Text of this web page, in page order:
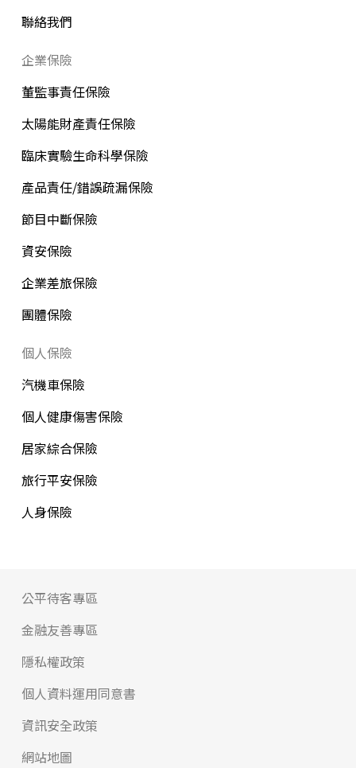
聯絡我們
企業保險
董監事責任保險
太陽能財產責任保險
臨床實驗生命科學保險
產品責任/錯誤疏漏保險
節目中斷保險
資安保險
企業差旅保險
團體保險
個人保險
汽機車保險
個人健康傷害保險
居家綜合保險
旅行平安保險
人身保險
公平待客專區
金融友善專區
隱私權政策
個人資料運用同意書
資訊安全政策
網站地圖